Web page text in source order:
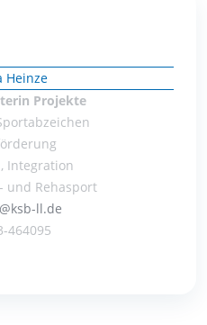
Heinze
Projekte
Integration
und Rehasport
ll.de
464095